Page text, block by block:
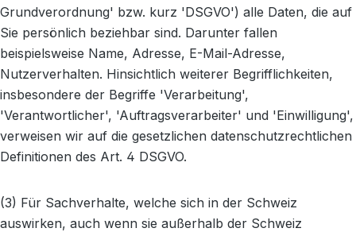
Grundverordnung' bzw. kurz 'DSGVO') alle Daten, die auf
Sie persönlich beziehbar sind. Darunter fallen
beispielsweise Name, Adresse, E-Mail-Adresse,
Nutzerverhalten. Hinsichtlich weiterer Begrifflichkeiten,
insbesondere der Begriffe 'Verarbeitung',
'Verantwortlicher', 'Auftragsverarbeiter' und 'Einwilligung',
verweisen wir auf die gesetzlichen datenschutzrechtlichen
Definitionen des Art. 4 DSGVO.
(3) Für Sachverhalte, welche sich in der Schweiz
auswirken, auch wenn sie außerhalb der Schweiz